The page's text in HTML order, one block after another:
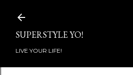
SUPERSTYLE YO!
LIVE YOUR LIFE!